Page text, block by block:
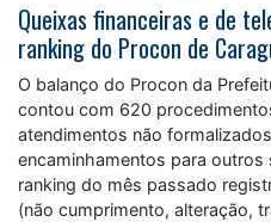
Queixas financeiras e de
ranking do Procon de
O balanço do Procon da
contou com 620
atendimentos não
encaminhamentos para
ranking do mês passado
(não cumprimento, alteração,